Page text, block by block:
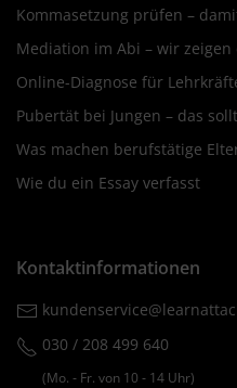
Kommasetzung prüfen –
Mediation im Abi – wir zeigen
Online-Diagnose für
Pubertät bei Jungen – das
Was machen berufstätige
Wie du ein Essay verfasst
Kontaktinformationen
030 / 208 499 640
(Mo. ‐ Fr. von 10 ‐ 14 Uhr)